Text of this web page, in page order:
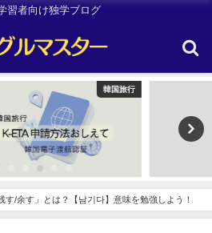
習者向け独学ブログ
す/余す」とは？【남기다】意味を勉強しよう！